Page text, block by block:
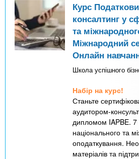
Курс
консалтинг у
та
Міжнародний
Онлайн
Школа успішного
Набір на курс!
Станьте
аудитором-
дипломом IAPBE. 7
національного та
оподаткування.
матеріалів та